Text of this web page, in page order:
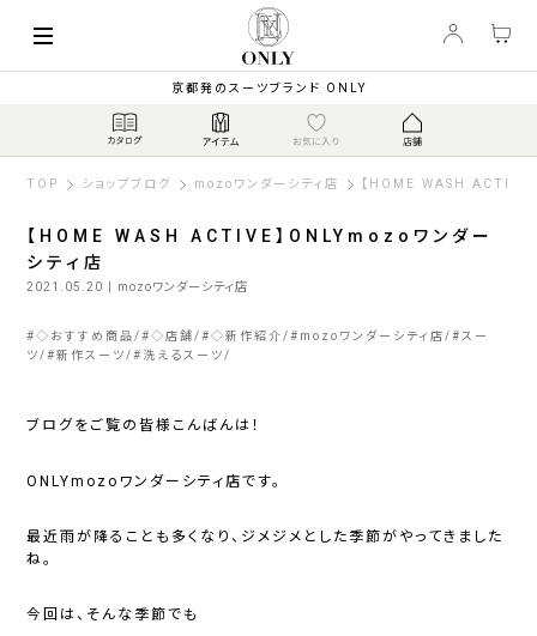
京都発のスーツブランド ONLY
TOP ショップブログ mozoワンダーシティ店 【HOME WASH ACTIVE
【HOME WASH ACTIVE】ONLYmozoワンダー
シティ店
2021.05.20 | mozoワンダーシティ店
#◇おすすめ商品 #◇店舗 #◇新作紹介 # mozoワンダーシティ店 # スー
ツ #新作スーツ # 洗えるスーツ
ブログをご覧の皆様こんばんは！
ONLYmozoワンダーシティ店です。
最近雨が降ることも多くなり、ジメジメとした季節がやってきました
ね。
今回は、そんな季節でも